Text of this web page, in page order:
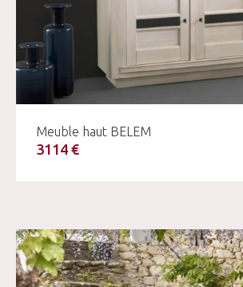
Meuble haut BELEM
3114 €